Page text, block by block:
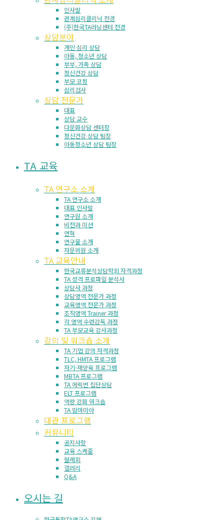
인사말
관계심리클리닉 전경
(주)한국TA러닝센터 전경
상담분야
개인 심리 상담
아동, 청소년 상담
부부, 가족 상담
정신건강 상담
부모 코칭
심리검사
상담 전문가
대표
상담 교수
다문화상담 센터장
정신건강 상담 팀장
아동청소년 상담 팀장
TA 교육
TA 연구소 소개
TA 연구소 소개
대표 인사말
연구원 소개
비전과 미션
연혁
연구물 소개
자문위원 소개
TA 교육안내
한국교류분석상담학회 자격과정
TA 성격 프로파일 분석사
상담사 과정
상담영역 전문가 과정
교육영역 전문가 과정
조직영역 Trainer 과정
각 영역 수련감독 과정
TA 부모교육 강사과정
강의 및 워크숍 소개
TA 기업 강의 자격과정
TLC, HMTA 프로그램
자기-재양육 프로그램
MBTA 프로그램
TA 에릭번 집단상담
ELT 프로그램
역량 강화 워크숍
TA 맘마미아
대관 프로그램
커뮤니티
공지사항
교육 스케줄
월례회
갤러리
Q&A
오시는 길